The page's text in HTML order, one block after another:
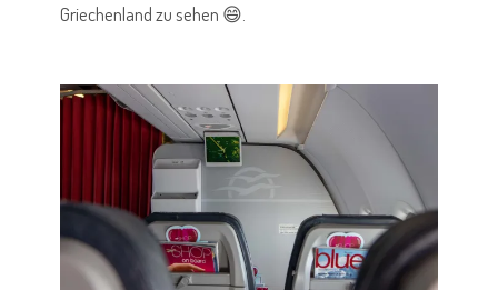
Griechenland zu sehen 😄.